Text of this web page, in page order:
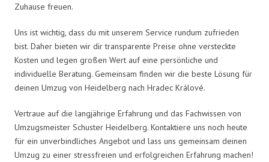
Zuhause freuen.
Uns ist wichtig, dass du mit unserem Service rundum zufrieden
bist. Daher bieten wir dir transparente Preise ohne versteckte
Kosten und legen großen Wert auf eine persönliche und
individuelle Beratung. Gemeinsam finden wir die beste Lösung für
deinen Umzug von Heidelberg nach Hradec Králové.
Vertraue auf die langjährige Erfahrung und das Fachwissen von
Umzugsmeister Schuster Heidelberg. Kontaktiere uns noch heute
für ein unverbindliches Angebot und lass uns gemeinsam deinen
Umzug zu einer stressfreien und erfolgreichen Erfahrung machen!